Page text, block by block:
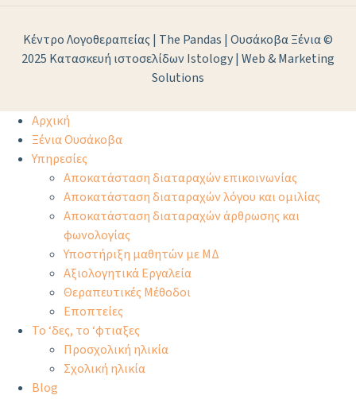
Κέντρο Λογοθεραπείας | The Pandas | Ουσάκοβα Ξένια ©
2025 Κατασκευή ιστοσελίδων Istology | Web & Marketing
Solutions
Αρχική
Ξένια Ουσάκοβα
Υπηρεσίες
Αποκατάσταση διαταραχών επικοινωνίας
Αποκατάσταση διαταραχών λόγου και ομιλίας
Αποκατάσταση διαταραχών άρθρωσης και
φωνολογίας
Υποστήριξη μαθητών με ΜΔ
Αξιολογητικά Εργαλεία
Θεραπευτικές Μέθοδοι
Εποπτείες
Το ‘δες, το ‘φτιαξες
Προσχολική ηλικία
Σχολική ηλικία
Blog